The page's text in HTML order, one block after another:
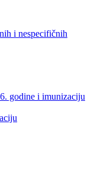
i nespecifičnih
godine i imunizaciju